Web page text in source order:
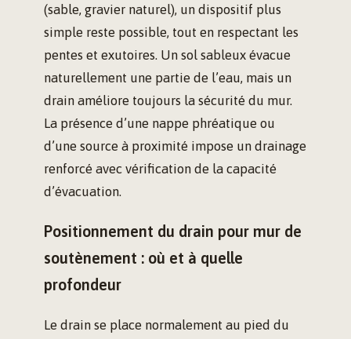
(sable, gravier naturel), un dispositif plus
simple reste possible, tout en respectant les
pentes et exutoires. Un sol sableux évacue
naturellement une partie de l’eau, mais un
drain améliore toujours la sécurité du mur.
La présence d’une nappe phréatique ou
d’une source à proximité impose un drainage
renforcé avec vérification de la capacité
d’évacuation.
Positionnement du drain pour mur de
soutènement : où et à quelle
profondeur
Le drain se place normalement au pied du